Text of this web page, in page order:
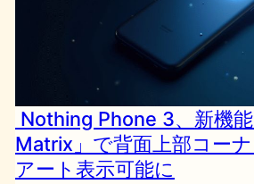
Nothing Phone 3、新機
Matrix」で背面上部コー
アート表示可能に